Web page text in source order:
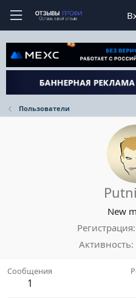
Пользователи
New
Регистрация
Активность
Сообщения
1